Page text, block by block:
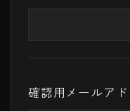
確認用メールアド